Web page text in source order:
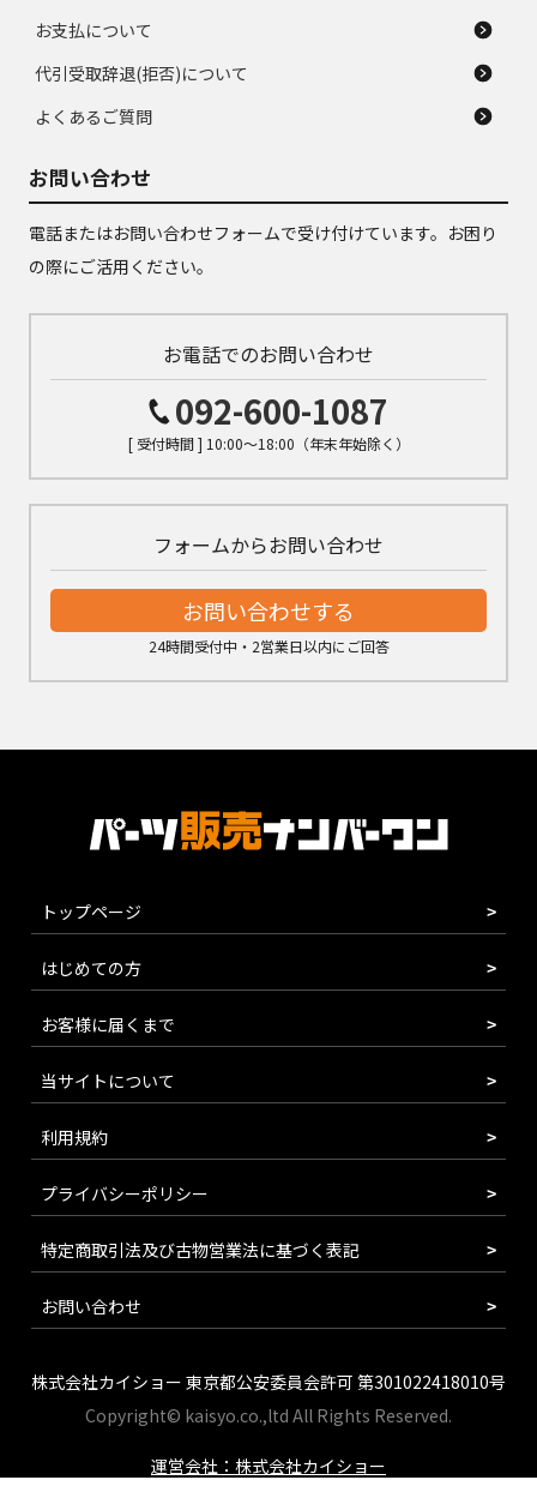
お支払について
代引受取辞退(拒否)について
よくあるご質問
お問い合わせ
電話またはお問い合わせフォームで受け付けています。お困り
の際にご活用ください。
お電話でのお問い合わせ
092-600-1087
[ 受付時間 ] 10:00～18:00（年末年始除く）
フォームからお問い合わせ
お問い合わせする
24時間受付中・2営業日以内にご回答
トップページ
はじめての方
お客様に届くまで
当サイトについて
利用規約
プライバシーポリシー
特定商取引法及び古物営業法に基づく表記
お問い合わせ
株式会社カイショー 東京都公安委員会許可 第301022418010号
Copyright© kaisyo.co.,ltd All Rights Reserved.
運営会社：株式会社カイショー